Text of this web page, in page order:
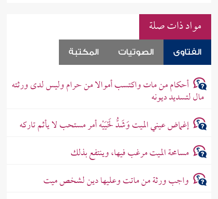
مواد ذات صلة
الفتاوى الصوتيات المكتبة
أحكام من مات واكتسب أموالا من حرام وليس لدى ورثته
مال لتسديد ديونه
إغماض عيني الميت وَشَدُّ لَحْيَيْه أمر مستحب لا يأثم تاركه
مسامحة الميت مرغب فيها، وينتفع بذلك
واجب ورثة من ماتت وعليها دين لشخص ميت